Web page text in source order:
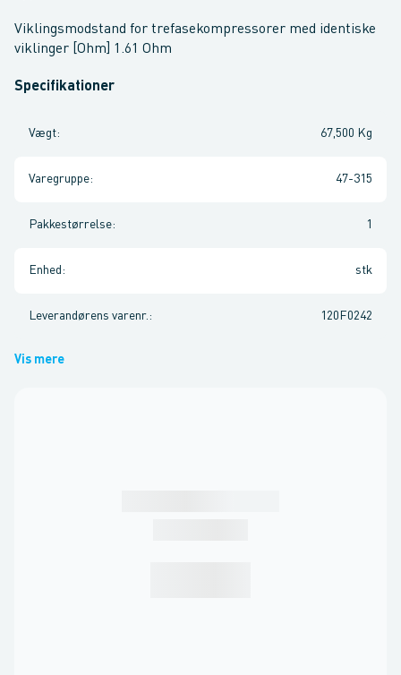
Viklingsmodstand for trefasekompressorer med identiske
viklinger [Ohm] 1.61 Ohm
Specifikationer
Vægt: 67,500 Kg
Varegruppe: 47-315
Pakkestørrelse: 1
Enhed : stk
Leverandørens varenr. : 120F0242
Vis mere